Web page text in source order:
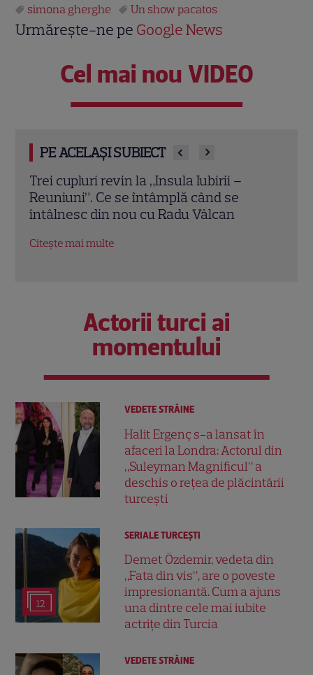
simona gherghe
Un show pacatos
Urmărește-ne pe Google News
Cel mai nou VIDEO
PE ACELAȘI SUBIECT
Cheloo, declarație neașteptată înainte
de Asia Express: „Cred că e singura
chestie la care m-am gândit”
Citește mai multe
Actorii turci ai
momentului
VEDETE STRĂINE
Halit Ergenç s-a lansat în
afaceri la Londra: Actorul din
„Suleyman Magnificul” a
deschis o rețea de plăcintării
turcești
12
SERIALE TURCEŞTI
Demet Özdemir, vedeta din
„Fata din vis”, are o poveste
impresionantă. Cum a ajuns
una dintre cele mai iubite
actrițe din Turcia
VEDETE STRĂINE